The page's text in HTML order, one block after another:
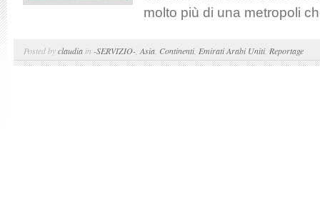
molto più di una metropoli
Posted byclaudia in -SERVIZIO- Asia Continenti, Emirati Arabi Uniti, Reportage